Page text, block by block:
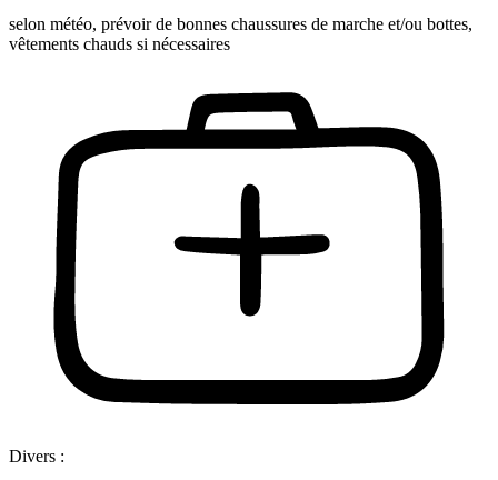
selon météo, prévoir de bonnes chaussures de marche et/ou bottes,
vêtements chauds si nécessaires
Divers :